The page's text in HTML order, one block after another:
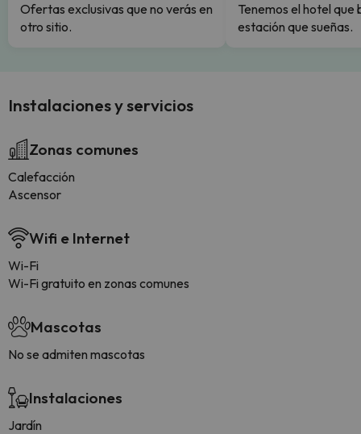
Ofertas exclusivas que no verás en
otro sitio.
Tenemos el hotel que
estación que sueñas.
Instalaciones y servicios
Zonas comunes
Calefacción
Ascensor
Wifi e Internet
Wi-Fi
Wi-Fi gratuito en zonas comunes
Mascotas
No se admiten mascotas
Instalaciones
Jardín